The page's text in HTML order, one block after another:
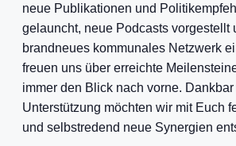
neue Publikationen und
gelauncht, neue Podcasts vorgestellt
brandneues kommunales Netzwerk
freuen uns über erreichte
immer den Blick nach vorne. Dankbar
Unterstützung möchten wir mit Euch
und selbstredend neue Synergien